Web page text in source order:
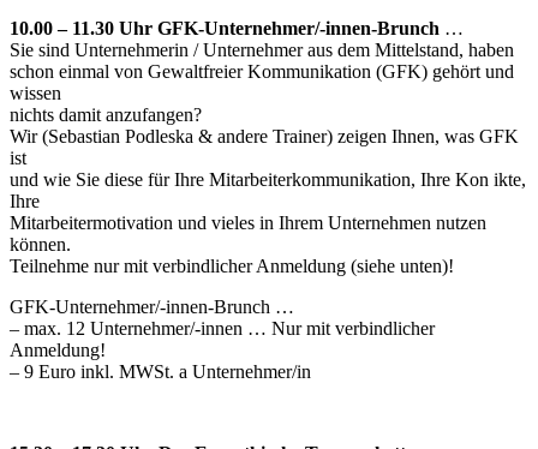
10.00 – 11.30 Uhr GFK-Unternehmer/-innen-Brunch …
Sie sind Unternehmerin / Unternehmer aus dem Mittelstand, haben
schon einmal von Gewaltfreier Kommunikation (GFK) gehört und
wissen
nichts damit anzufangen?
Wir (Sebastian Podleska & andere Trainer) zeigen Ihnen, was GFK
ist
und wie Sie diese für Ihre Mitarbeiterkommunikation, Ihre Kon ikte,
Ihre
Mitarbeitermotivation und vieles in Ihrem Unternehmen nutzen
können.
Teilnehme nur mit verbindlicher Anmeldung (siehe unten)!
GFK-Unternehmer/-innen-Brunch …
– max. 12 Unternehmer/-innen … Nur mit verbindlicher
Anmeldung!
– 9 Euro inkl. MWSt. a Unternehmer/in